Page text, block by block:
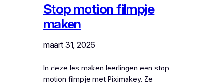
Stop motion filmpje
maken
maart 31, 2026
In deze les maken leerlingen een stop
motion filmpje met Piximakey. Ze